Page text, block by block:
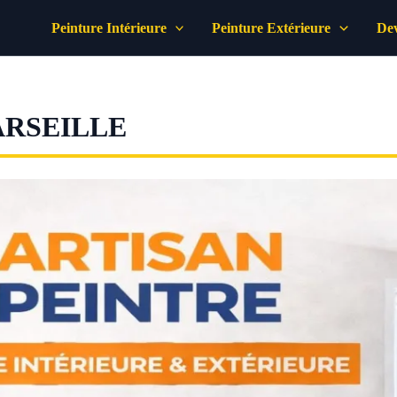
Peinture Intérieure Peinture Extérieure